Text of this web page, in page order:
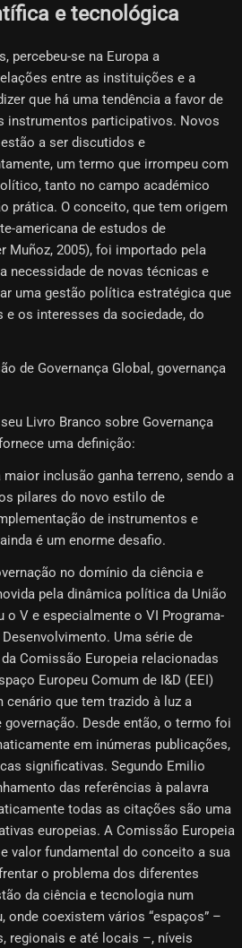
e tecnológica
percebeu-se na Europa a
entre as instituições e a
que há uma tendência a favor de
instrumentos participativos. Novos
a ser discutidos e
um termo que irrompeu com
tanto no campo académico
prática. O conceito, que tem origem
americana de estudos de
Muñoz, 2005), foi importado pela
necessidade de novas técnicas e
uma gestão política estratégica que
os interesses da sociedade, do
de Governança Global, governança
Livro Branco sobre Governança
uma definição:
inclusão ganha terreno, sendo a
pilares do novo estilo de
de instrumentos e
é um enorme desafio.
no domínio da ciência e
pela dinâmica política da União
o V e especialmente o VI Programa-
Uma série de
Comissão Europeia relacionadas
Europeu Comum de I&D (EEI)
cenário que tem trazido à luz a
Desde então, o termo foi
em inúmeras publicações,
significativas. Segundo Emilio
das referências à palavra
todas as citações são uma
europeias. A Comissão Europeia
valor fundamental do conceito a sua
o problema dos diferentes
da ciência e tecnologia num
onde coexistem vários “espaços” –
regionais e até locais –, níveis